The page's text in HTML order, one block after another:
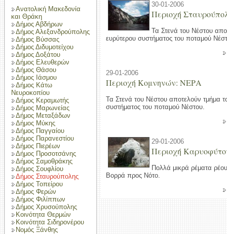
Ανατολική Μακεδονία
και Θράκη
Δήμος Αβδήρων
Δήμος Αλεξανδρούπολης
Δήμος Βύσσας
Δήμος Διδυμοτείχου
Δήμος Δοξάτου
Δήμος Ελευθερών
Δήμος Θάσου
Δήμος Ιάσμου
Δήμος Κάτω
Νευροκοπίου
Δήμος Κεραμωτής
Δήμος Μαρωνείας
Δήμος Μεταξάδων
Δήμος Μύκης
Δήμος Παγγαίου
Δήμος Παρανεστίου
Δήμος Πιερέων
Δήμος Προσοτσάνης
Δήμος Σαμοθράκης
Δήμος Σουφλίου
Δήμος Σταυρούπολης
Δήμος Τοπείρου
Δήμος Φερών
Δήμος Φιλίππων
Δήμος Χρυσούπολης
Κοινότητα Θερμών
Κοινότητα Σιδηρονέρου
Νομός Ξάνθης
30-01-2006
Περιοχή
Τα Στενά του Νέστου
ευρύτερου συστήματος του ποταμού
29-01-2006
Περιοχή Κομνηνών: ΝΕΡΑ
Τα Στενά του Νέστου αποτελούν τμήμα
συστήματος του ποταμού Νέστου.
29-01-2006
Περιοχή
Πολλά μικρά ρέματα
Βορρά προς Νότο.